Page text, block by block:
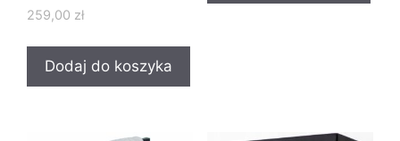
259,00 zł
Dodaj do koszyka